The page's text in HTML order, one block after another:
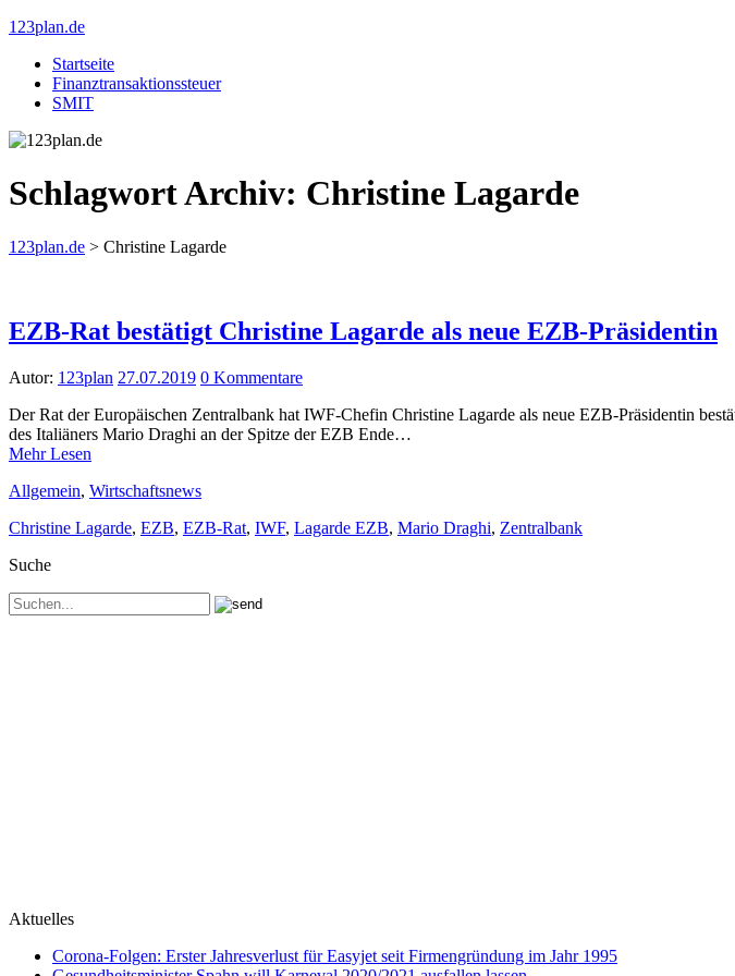
123plan.de
Startseite
Finanztransaktionssteuer
SMIT
Schlagwort Archiv: Christine Lagarde
123plan.de > Christine Lagarde
EZB-Rat bestätigt Christine Lagarde als neue EZB-Präsidentin
Autor: 123plan 27.07.2019 0 Kommentare
Der Rat der Europäischen Zentralbank hat IWF-Chefin Christine Lagarde als neue EZB-Präsidentin
des Italiäners Mario Draghi an der Spitze der EZB Ende…
Mehr Lesen
Allgemein, Wirtschaftsnews
Christine Lagarde, EZB, EZB-Rat, IWF, Lagarde EZB, Mario Draghi, Zentralbank
Suche
Aktuelles
Corona-Folgen: Erster Jahresverlust für Easyjet seit Firmengründung im Jahr 1995